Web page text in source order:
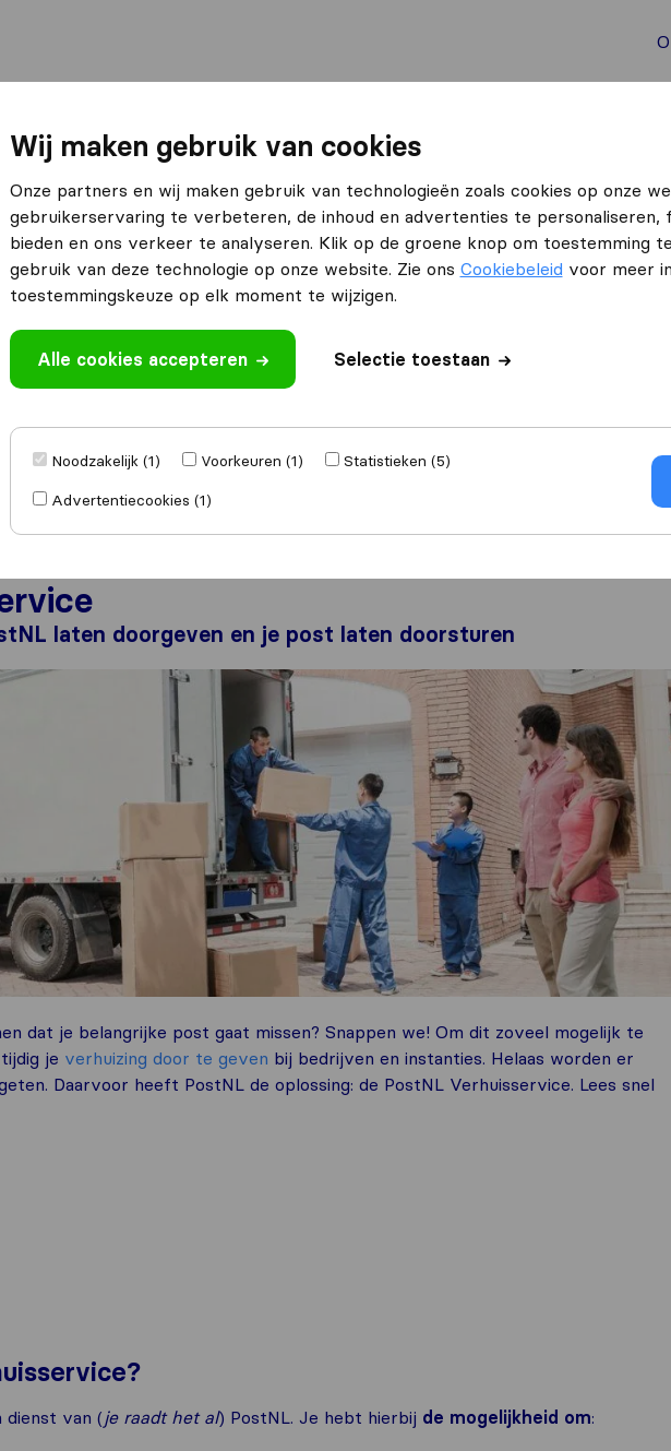
3 stappen
laten doorgeven en je post laten doorsturen
dat je belangrijke post gaat missen? Snappen we! Om dit zoveel mogelijk te
je verhuizing door te geven bij bedrijven en instanties. Helaas worden er
Daarvoor heeft PostNL de oplossing: de PostNL Verhuisservice. Lees snel
dienst van (je raadt het al) PostNL. Je hebt hierbij de mogelijkheid om:
Wij maken gebruik van cookies
Onze partners en wij maken gebruik van technologieën zoals cookies op onze
gebruikerservaring te verbeteren, de inhoud en advertenties te personaliseren,
bieden en ons verkeer te analyseren. Klik op de groene knop om toestemming
gebruik van deze technologie op onze website. Zie ons Cookiebeleid voor meer
toestemmingskeuze op elk moment te wijzigen.
Alle cookies accepteren Selectie toestaan
Noodzakelijk (1) Voorkeuren (1)
Statistieken (5)
Advertentiecookies (1)